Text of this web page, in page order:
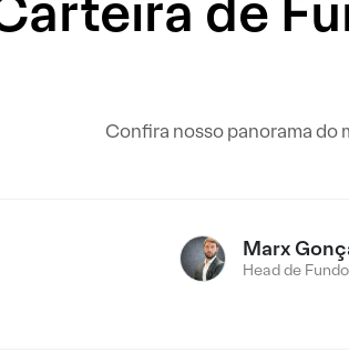
Confira nosso panorama do
Marx
Head de